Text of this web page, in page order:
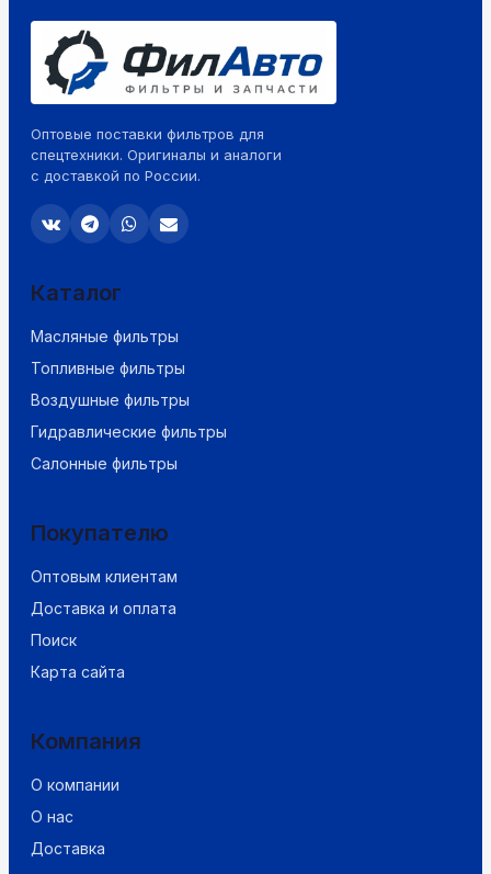
Оптовые поставки фильтров для
спецтехники. Оригиналы и аналоги
с доставкой по России.
Каталог
Масляные фильтры
Топливные фильтры
Воздушные фильтры
Гидравлические фильтры
Салонные фильтры
Покупателю
Оптовым клиентам
Доставка и оплата
Поиск
Карта сайта
Компания
О компании
О нас
Доставка